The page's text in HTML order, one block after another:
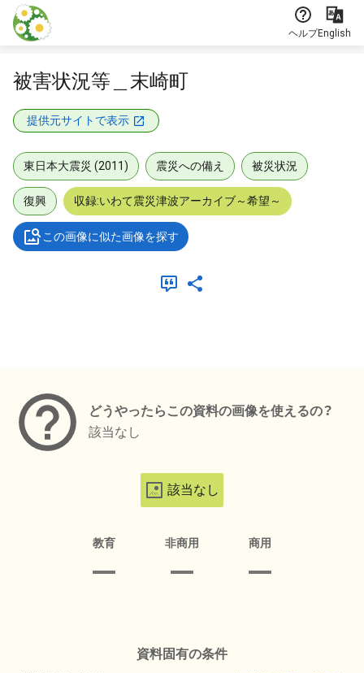
本文に飛ぶ
ヘルプEnglish
被害状況等＿末崎町
提供元サイトで表示
東日本大震災 (2011) 震災への備え 被災状況
復興 収録:いわて震災津波アーカイブ～希望～
この画像に似た画像を探す
どうやったらこの資料の画像を使えるの？
該当なし
該当なし
教育 非商用 商用
資料固有の条件